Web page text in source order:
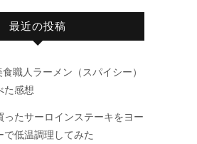
最近の投稿
職人ラーメン（スパイシー）
た感想
ったサーロインステーキをヨー
で低温調理してみた